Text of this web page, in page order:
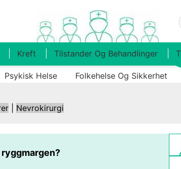
Kreft Tilstander Og Behandlinger
Psykisk Helse Folkehelse Og Sikkerhet
Nevrokirurgi